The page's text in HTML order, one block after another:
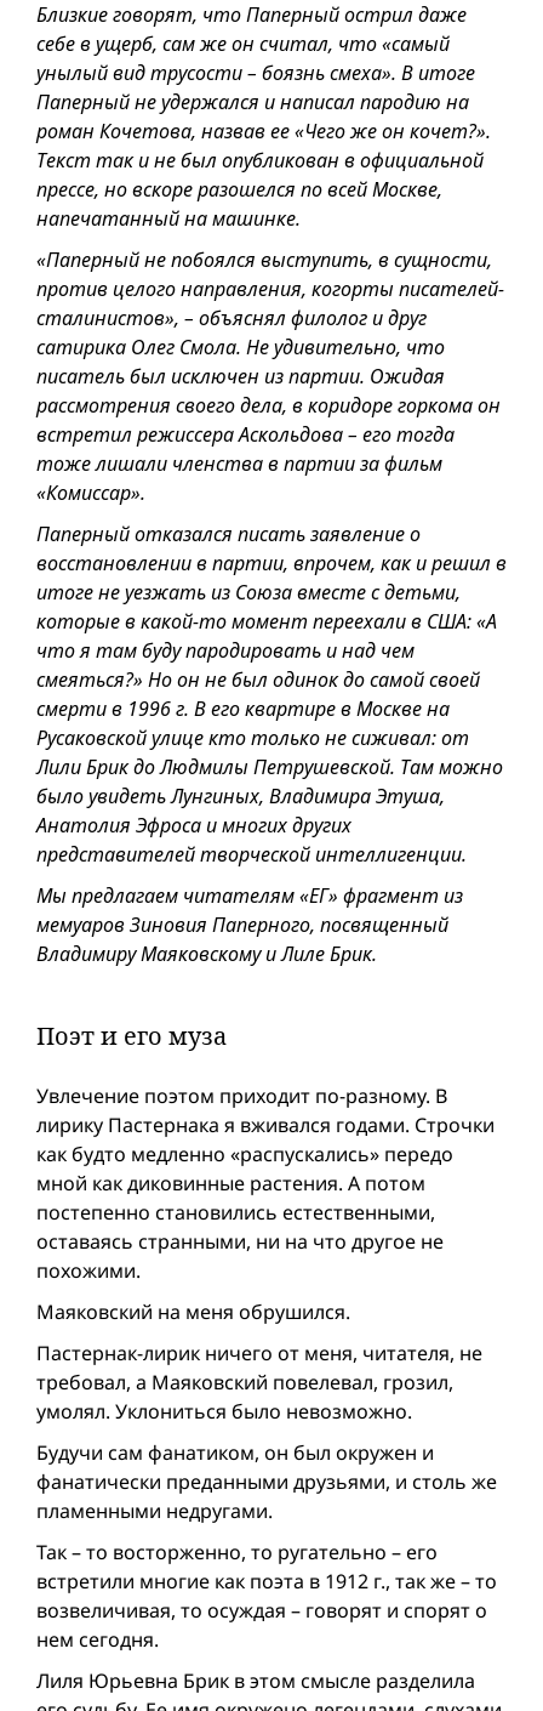
Близкие говорят, что Паперный острил даже
себе в ущерб, сам же он считал, что «самый
унылый вид трусости – боязнь смеха». В итоге
Паперный не удержался и написал пародию на
роман Кочетова, назвав ее «Чего же он кочет?».
Текст так и не был опубликован в официальной
прессе, но вскоре разошелся по всей Москве,
напечатанный на машинке.
«Паперный не побоялся выступить, в сущности,
против целого направления, когорты писателей-
сталинистов», – объяснял филолог и друг
сатирика Олег Смола. Не удивительно, что
писатель был исключен из партии. Ожидая
рассмотрения своего дела, в коридоре горкома он
встретил режиссера Аскольдова – его тогда
тоже лишали членства в партии за фильм
«Комиссар».
Паперный отказался писать заявление о
восстановлении в партии, впрочем, как и решил в
итоге не уезжать из Союза вместе с детьми,
которые в какой-то момент переехали в США: «А
что я там буду пародировать и над чем
смеяться?» Но он не был одинок до самой своей
смерти в 1996 г. В его квартире в Москве на
Русаковской улице кто только не сиживал: от
Лили Брик до Людмилы Петрушевской. Там можно
было увидеть Лунгиных, Владимира Этуша,
Анатолия Эфроса и многих других
представителей творческой интеллигенции.
Мы предлагаем читателям «ЕГ» фрагмент из
мемуаров Зиновия Паперного, посвященный
Владимиру Маяковскому и Лиле Брик.
Поэт и его муза
Увлечение поэтом приходит по-разному. В
лирику Пастернака я вживался годами. Строчки
как будто медленно «распускались» передо
мной как диковинные растения. А потом
постепенно становились естественными,
оставаясь странными, ни на что другое не
похожими.
Маяковский на меня обрушился.
Пастернак-лирик ничего от меня, читателя, не
требовал, а Маяковский повелевал, грозил,
умолял. Уклониться было невозможно.
Будучи сам фанатиком, он был окружен и
фанатически преданными друзьями, и столь же
пламенными недругами.
Так – то восторженно, то ругательно – его
встретили многие как поэта в 1912 г., так же – то
возвеличивая, то осуждая – говорят и спорят о
нем сегодня.
Лиля Юрьевна Брик в этом смысле разделила